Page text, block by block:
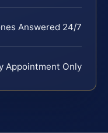
Answered 24/7
Appointment Only